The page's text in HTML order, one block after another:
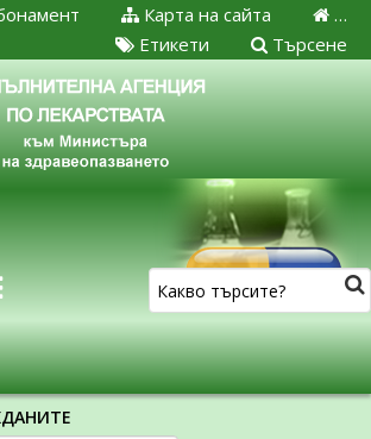
…
Карта на сайта
Търсене
Етикети